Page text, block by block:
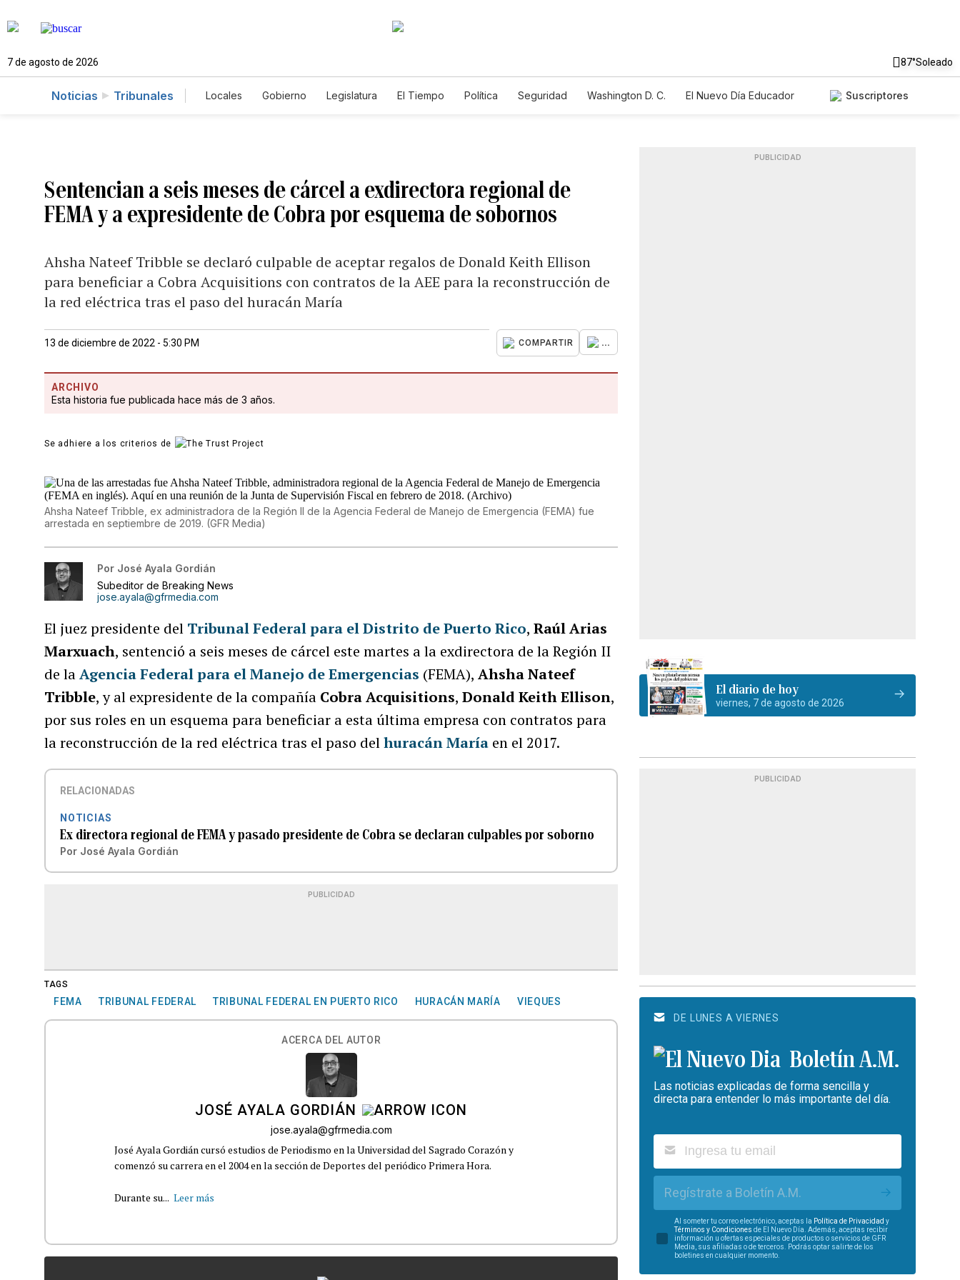
7 de agosto de 2026 87°Soleado
Noticias Tribunales Locales Gobierno Legislatura El Tiempo Política Seguridad Washington D. C.
El Nuevo Día Educador
Suscriptores
Sentencian a seis meses de cárcel a exdirectora regional de
FEMA y a expresidente de Cobra por esquema de sobornos
Ahsha Nateef Tribble se declaró culpable de aceptar regalos de Donald Keith Ellison
para beneficiar a Cobra Acquisitions con contratos de la AEE para la reconstrucción de
la red eléctrica tras el paso del huracán María
13 de diciembre de 2022 - 5:30 PM COMPARTIR ...
ARCHIVO
Esta historia fue publicada hace más de 3 años.
Se adhiere a los criterios de
Ahsha Nateef Tribble, ex administradora de la Región II de la Agencia Federal de Manejo de Emergencia (FEMA) fue
arrestada en septiembre de 2019. (GFR Media)
Por José Ayala Gordián
Subeditor de Breaking News
jose.ayala@gfrmedia.com
El juez presidente del Tribunal Federal para el Distrito de Puerto Rico,Raúl Arias
Marxuach, sentenció a seis meses de cárcel este martes a la exdirectora de la Región II
de laAgencia Federal para el Manejo de Emergencias (FEMA),Ahsha Nateef
Tribble, y al expresidente de la compañía Cobra Acquisitions,Donald Keith Ellison,
por sus roles en un esquema para beneficiar a esta última empresa con contratos para
la reconstrucción de la red eléctrica tras el paso delhuracán María en el 2017.
RELACIONADAS
NOTICIAS
Ex directora regional de FEMA y pasado presidente de Cobra se declaran culpables por soborno
Por José Ayala Gordián
PUBLICIDAD
TAGS
FEMA TRIBUNAL FEDERAL TRIBUNAL FEDERAL EN PUERTO RICO HURACÁN MARÍA VIEQUES
ACERCA DEL AUTOR
JOSÉ AYALA GORDIÁN
jose.ayala@gfrmedia.com
José Ayala Gordián cursó estudios de Periodismo en la Universidad del Sagrado Corazón y
comenzó su carrera en el 2004 en la sección de Deportes del periódico Primera Hora.
Durante su... Leer más
PUBLICIDAD
El diario de hoy
viernes, 7 de agosto de 2026
PUBLICIDAD
DE LUNES A VIERNES
Boletín A.M.
Las noticias explicadas de forma sencilla y
directa para entender lo más importante del día.
Regístrate a Boletín A.M.
Al someter tu correo electrónico, aceptas la Política de Privacidad y
Términos y Condiciones de El Nuevo Día. Además, aceptas recibir
información u ofertas especiales de productos o servicios de GFR
Media, sus afiliadas o de terceros. Podrás optar salirte de los
boletines en cualquier momento.